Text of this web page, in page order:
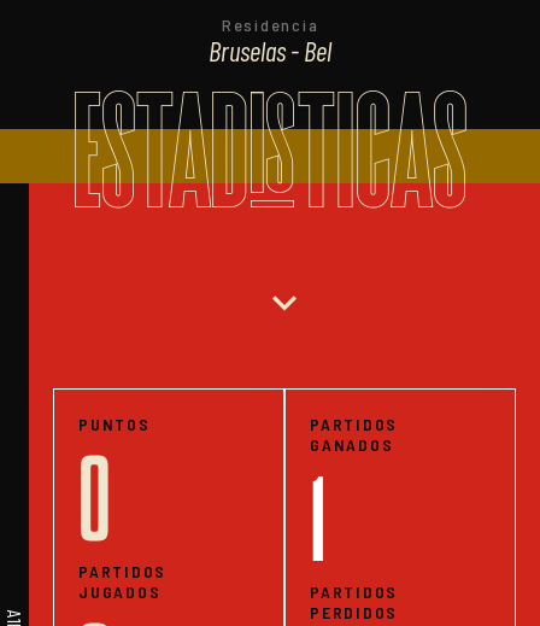
Residencia
Bruselas - Bel
ESTADISTICAS
expand_more
PUNTOS
0
PARTIDOS
JUGADOS
PARTIDOS
GANADOS
1
PARTIDOS
PERDIDOS